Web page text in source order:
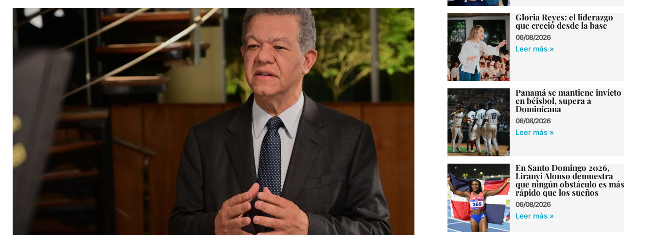
Gloria Reyes: el liderazgo
que creció desde la base
06/08/2026
Leer más »
Panamá se mantiene invicto
en béisbol, supera a
Dominicana
06/08/2026
Leer más »
En Santo Domingo 2026,
Liranyi Alonso demuestra
que ningún obstáculo es más
rápido que los sueños
06/08/2026
Leer más »